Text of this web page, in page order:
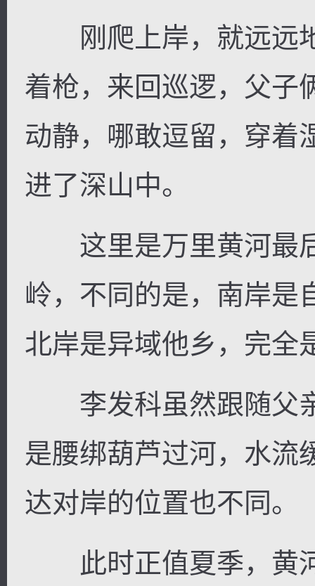
刚爬上岸，就远远
着枪，来回巡逻，父子
动静，哪敢逗留，穿着
进了深山中。
这里是万里黄河最
岭，不同的是，南岸是
北岸是异域他乡，完全
李发科虽然跟随父
是腰绑葫芦过河，水流
达对岸的位置也不同。
此时正值夏季，黄